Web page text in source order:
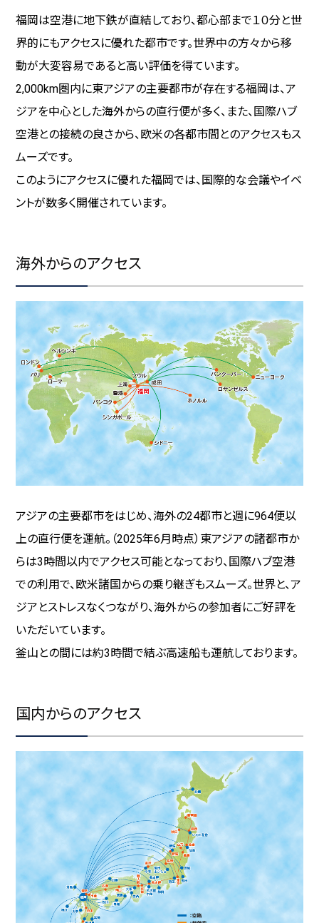
スポーツ施設
ユニークベニュー
プランニングツール
体験型プログラム
アトラクション
グルメ情報
プランナー向けガイド
メディアライブラリー
観光ガイドブック等
プロモーション映像
フォトライブラリー
環境への配慮
MICE事業者への啓発活動
福岡は空港に地下鉄が直結しており、都心部まで１０分と世
界的にもアクセスに優れた都市です。世界中の方々から移
動が大変容易であると高い評価を得ています。
2,000km圏内に東アジアの主要都市が存在する福岡は、ア
ジアを中心とした海外からの直行便が多く、また、国際ハブ
空港との接続の良さから、欧米の各都市間とのアクセスもス
ムーズです。
このようにアクセスに優れた福岡では、国際的な会議やイベ
ントが数多く開催されています。
海外からのアクセス
アジアの主要都市をはじめ、海外の24都市と週に964便以
上の直行便を運航。（2025年6月時点）東アジアの諸都市か
らは3時間以内でアクセス可能となっており、国際ハブ空港
での利用で、欧米諸国からの乗り継ぎもスムーズ。世界と、ア
ジアとストレスなくつながり、海外からの参加者にご好評を
いただいています。
釜山との間には約3時間で結ぶ高速船も運航しております。
国内からのアクセス